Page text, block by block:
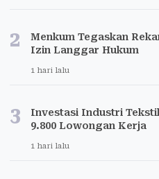
2
Menkum Tegaskan
Izin Langgar Hukum
1 hari lalu
3
Investasi Industri
9.800 Lowongan Kerja
1 hari lalu